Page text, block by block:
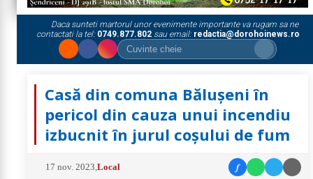
Daca sunteti martorul unor evenimente importante va rugam sa ne
contactati la tel: 0749.877.802sau email: redactia@dorohoinews.ro
Casă din comuna Bălușeni în
pericol din cauza unui incendiu
izbucnit în jurul coșului de fum
17 nov. 2023 ,Local f